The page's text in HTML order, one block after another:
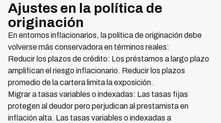
Ajustes en la política de
originación
En entornos inflacionarios, la política de originación debe
volverse más conservadora en términos reales:
Reducir los plazos de crédito: Los préstamos a largo plazo
amplifican el riesgo inflacionario. Reducir los plazos
promedio de la cartera limita la exposición.
Migrar a tasas variables o indexadas: Las tasas fijas
protegen al deudor pero perjudican al prestamista en
inflación alta. Las tasas variables o indexadas a